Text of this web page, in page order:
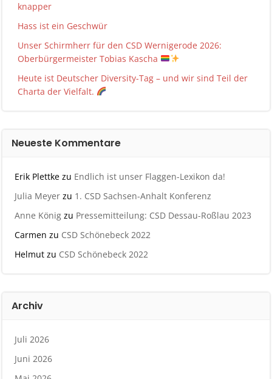
knapper
Hass ist ein Geschwür
Unser Schirmherr für den CSD Wernigerode 2026:
Oberbürgermeister Tobias Kascha
Heute ist Deutscher Diversity-Tag – und wir sind Teil der
Charta der Vielfalt.
Neueste Kommentare
Erik Plettke zu Endlich ist unser Flaggen-Lexikon da!
Julia Meyer zu 1. CSD Sachsen-Anhalt Konferenz
Anne König zu Pressemitteilung: CSD Dessau-Roßlau 2023
Carmen zu CSD Schönebeck 2022
Helmut zu CSD Schönebeck 2022
Archiv
Juli 2026
Juni 2026